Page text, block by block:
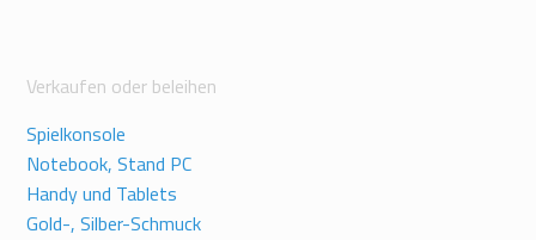
Verkaufen oder beleihen
Spielkonsole
Notebook, Stand PC
Handy und Tablets
Gold-, Silber-Schmuck